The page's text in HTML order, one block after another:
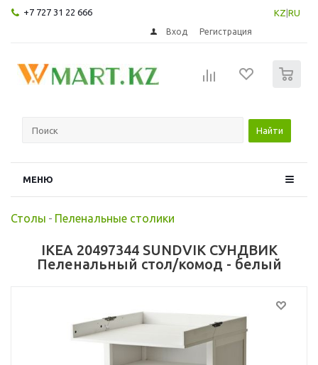
+7 727 31 22 666 KZ RU
Вход Регистрация
Найти
МЕНЮ
Столы - Пеленальные столики
IKEA 20497344 SUNDVIK СУНДВИК
Пеленальный стол/комод - белый